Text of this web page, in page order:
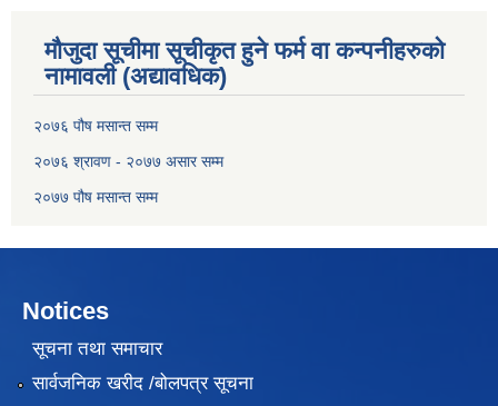
मौजुदा सूचीमा सूचीकृत हुने फर्म वा कन्पनीहरुको
नामावली (अद्यावधिक)
२०७६ पौष मसान्त सम्म
२०७६ श्रावण - २०७७ असार सम्म
२०७७ पौष मसान्त सम्म
Notices
सूचना तथा समाचार
सार्वजनिक खरीद /बोलपत्र सूचना